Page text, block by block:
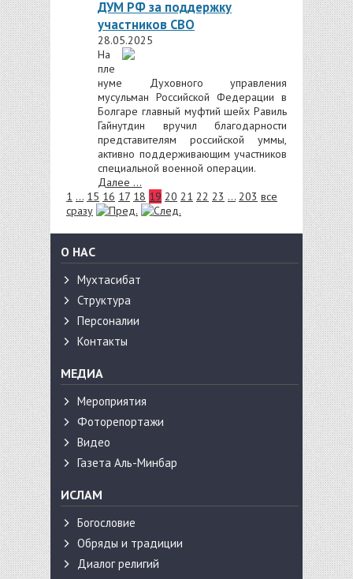
ДУМ РФ за поддержку
участников СВО
28.05.2025
На
пле
нуме Духовного управления
мусульман Российской Федерации в
Болгаре главный муфтий шейх Равиль
Гайнутдин вручил благодарности
представителям российской уммы,
активно поддерживающим участников
специальной военной операции.
Далее ...
1 ... 15 16 17 18 19 20 21 22 23 ... 203 все
сразу
О НАС
Мухтасибат
Структура
Персоналии
Контакты
МЕДИА
Мероприятия
Фоторепортажи
Видео
Газета Аль-Минбар
ИСЛАМ
Богословие
Обряды и традиции
Диалог религий